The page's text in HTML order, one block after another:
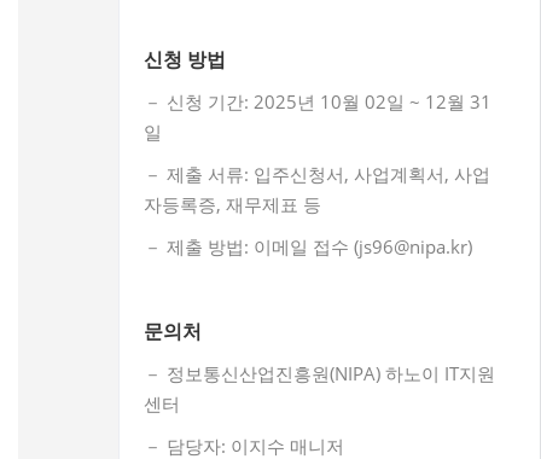
신청 방법
－ 신청 기간: 2025년 10월 02일 ~ 12월 31
일
－ 제출 서류: 입주신청서, 사업계획서, 사업
자등록증, 재무제표 등
－ 제출 방법: 이메일 접수 (js96@nipa.kr)
문의처
－ 정보통신산업진흥원(NIPA) 하노이 IT지원
센터
－ 담당자: 이지수 매니저